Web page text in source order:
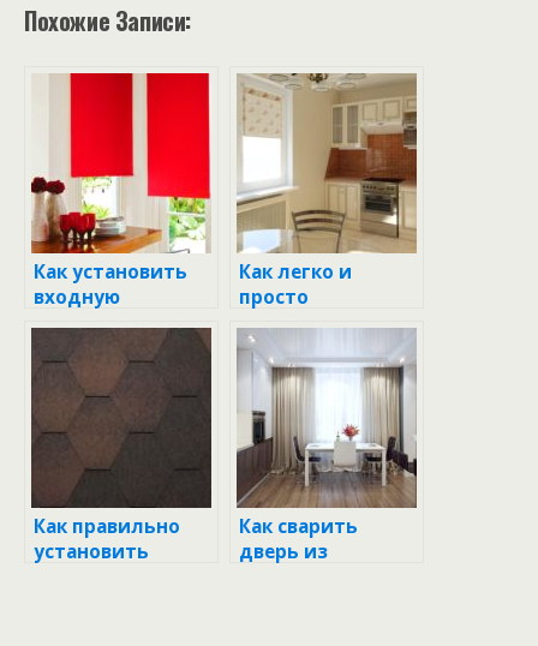
Похожие Записи:
Как установить
входную
металлическую
руками в
кирпичном доме
Как легко и
просто
переставить
дверь
холодильника на
другую сторону:
пошаговое
руководство
Как правильно
установить
Как сварить
дверь из